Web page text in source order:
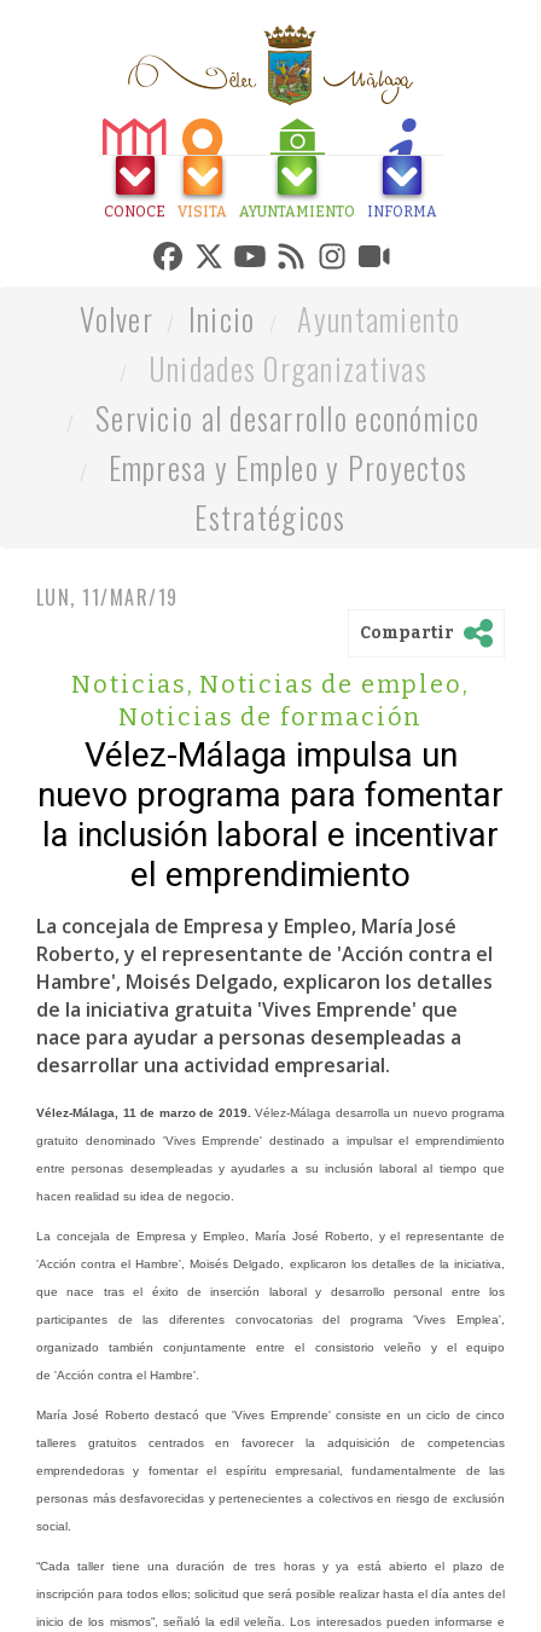
CONOCE VISITA AYUNTAMIENTO INFORMA
Volver Inicio
Ayuntamiento
Unidades Organizativas
Servicio al desarrollo económico
Empresa y Empleo y Proyectos
Estratégicos
LUN, 11/MAR/19
Compartir
Noticias, Noticias de empleo,
Noticias de formación
Vélez-Málaga impulsa un
nuevo programa para fomentar
la inclusión laboral e incentivar
el emprendimiento
La concejala de Empresa y Empleo, María José
Roberto, y el representante de 'Acción contra el
Hambre', Moisés Delgado, explicaron los detalles
de la iniciativa gratuita 'Vives Emprende' que
nace para ayudar a personas desempleadas a
desarrollar una actividad empresarial.
Vélez-Málaga, 11 de marzo de 2019. Vélez-Málaga desarrolla un nuevo programa
gratuito denominado 'Vives Emprende' destinado a impulsar el emprendimiento
entre personas desempleadas y ayudarles a su inclusión laboral al tiempo que
hacen realidad su idea de negocio.
La concejala de Empresa y Empleo, María José Roberto, y el representante de
'Acción contra el Hambre', Moisés Delgado, explicaron los detalles de la iniciativa,
que nace tras el éxito de inserción laboral y desarrollo personal entre los
participantes de las diferentes convocatorias del programa 'Vives Emplea',
organizado también conjuntamente entre el consistorio veleño y el equipo
de 'Acción contra el Hambre'.
María José Roberto destacó que 'Vives Emprende' consiste en un ciclo de cinco
talleres gratuitos centrados en favorecer la adquisición de competencias
emprendedoras y fomentar el espíritu empresarial, fundamentalmente de las
personas más desfavorecidas y pertenecientes a colectivos en riesgo de exclusión
social.
“Cada taller tiene una duración de tres horas y ya está abierto el plazo de
inscripción para todos ellos; solicitud que será posible realizar hasta el día antes del
inicio de los mismos”, señaló la edil veleña. Los interesados pueden informarse e